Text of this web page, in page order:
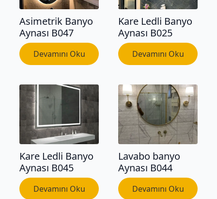
Asimetrik Banyo
Aynası B047
Devamını Oku
Kare Ledli Banyo
Aynası B025
Devamını Oku
Kare Ledli Banyo
Aynası B045
Devamını Oku
Lavabo banyo
Aynası B044
Devamını Oku